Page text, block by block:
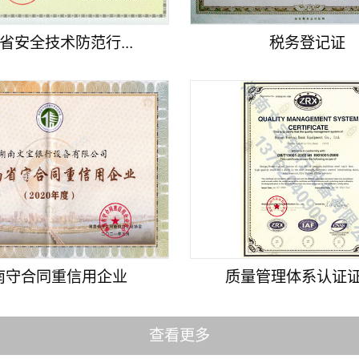
安全技术防范行... 税务登记证
守合同重信用企业 质量管理体系认证
查看更多